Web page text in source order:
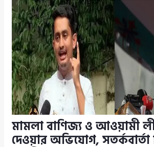
মামলা বাণিজ্য ও আওয়ামী
দেওয়ার অভিযোগ,